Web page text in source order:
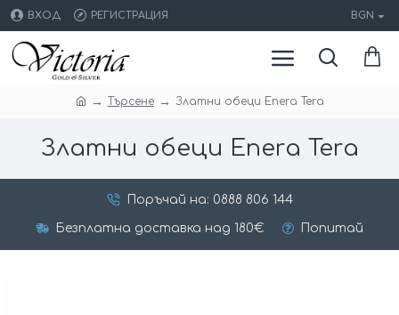
ВХОД РЕГИСТРАЦИЯ BGN
Търсене Златни обеци Enera Tera
Златни обеци Enera Tera
Поръчай на: 0888 806 144
Безплатна доставка над 180€ Попитай